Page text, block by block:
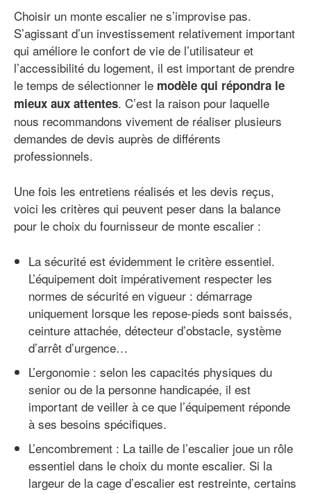
Choisir un monte escalier ne s’improvise pas.
S’agissant d’un investissement relativement important
qui améliore le confort de vie de l’utilisateur et
l’accessibilité du logement, il est important de prendre
le temps de sélectionner le modèle qui répondra le
mieux aux attentes. C’est la raison pour laquelle
nous recommandons vivement de réaliser plusieurs
demandes de devis auprès de différents
professionnels.
Une fois les entretiens réalisés et les devis reçus,
voici les critères qui peuvent peser dans la balance
pour le choix du fournisseur de monte escalier :
La sécurité est évidemment le critère essentiel.
L’équipement doit impérativement respecter les
normes de sécurité en vigueur : démarrage
uniquement lorsque les repose-pieds sont baissés,
ceinture attachée, détecteur d’obstacle, système
d’arrêt d’urgence…
L’ergonomie : selon les capacités physiques du
senior ou de la personne handicapée, il est
important de veiller à ce que l’équipement réponde
à ses besoins spécifiques.
L’encombrement : La taille de l’escalier joue un rôle
essentiel dans le choix du monte escalier. Si la
largeur de la cage d’escalier est restreinte, certains